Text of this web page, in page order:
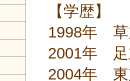
【学歴】
1998年 草
2001年 足
2004年 東